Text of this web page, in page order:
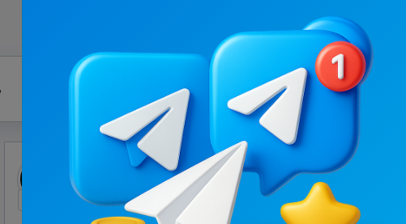
1.1K
РАБОТА 🌶 ХАРЬКОВ 🇺🇦
Вакансії / Робота 6.6
5.7K/
1.2K
Вакансії / Робота